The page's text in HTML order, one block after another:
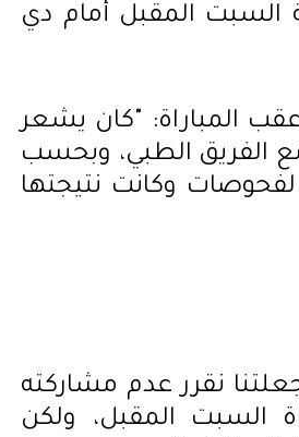
السبت المقبل أمام دي
عقب المباراة: "كان يشعر
مع الفريق الطبي، وبحسب
وكانت نتيجتها
نقرر عدم مشاركته
السبت المقبل، ولكن